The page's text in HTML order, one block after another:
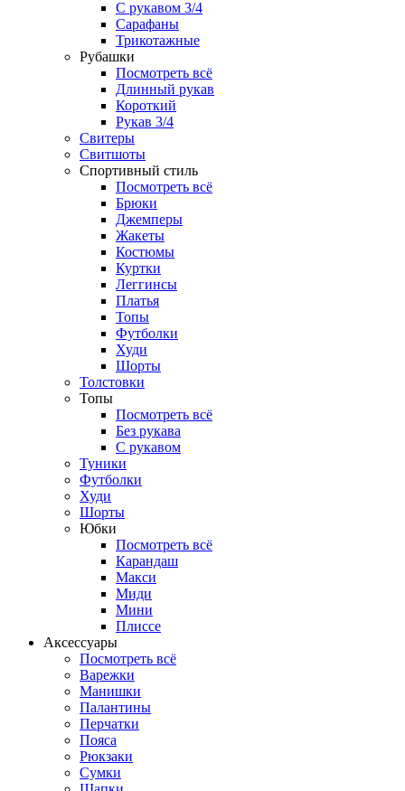
С рукавом 3/4
Сарафаны
Трикотажные
Рубашки
Посмотреть всё
Длинный рукав
Короткий
Рукав 3/4
Свитеры
Свитшоты
Спортивный стиль
Посмотреть всё
Брюки
Джемперы
Жакеты
Костюмы
Куртки
Леггинсы
Платья
Топы
Футболки
Худи
Шорты
Толстовки
Топы
Посмотреть всё
Без рукава
С рукавом
Туники
Футболки
Худи
Шорты
Юбки
Посмотреть всё
Карандаш
Макси
Миди
Мини
Плиссе
Аксессуары
Посмотреть всё
Варежки
Манишки
Палантины
Перчатки
Пояса
Рюкзаки
Сумки